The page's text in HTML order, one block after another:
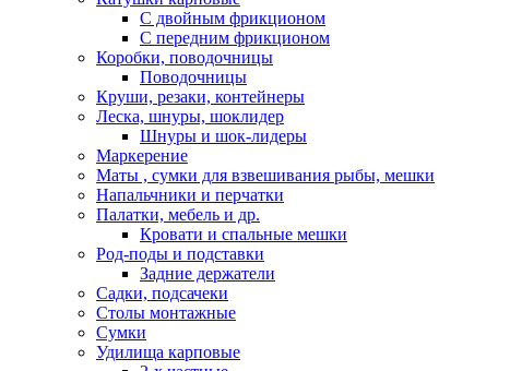
С двойным фрикционом
С передним фрикционом
Коробки, поводочницы
Поводочницы
Круши, резаки, контейнеры
Леска, шнуры, шоклидер
Шнуры и шок-лидеры
Маркерение
Маты , сумки для взвешивания рыбы, мешки
Напальчники и перчатки
Палатки, мебель и др.
Кровати и спальные мешки
Род-поды и подставки
Задние держатели
Садки, подсачеки
Столы монтажные
Сумки
Удилища карповые